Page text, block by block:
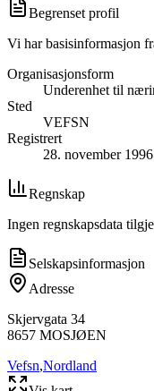
Begrenset profil
Vi har basisinformasjon
Organisasjonsform
Underenhet til
Sted
VEFSN
Registrert
28. november 1996
Regnskap
Ingen regnskapsdata
Selskapsinformasjon
Adresse
Skjervgata 34
8657 MOSJØEN
Vefsn,Nordland